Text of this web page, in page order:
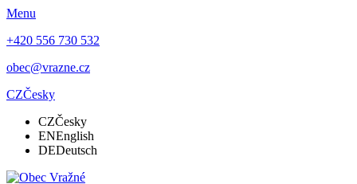
Menu
+420 556 730 532
obec@vrazne.cz
CZČesky
CZČesky
ENEnglish
DEDeutsch